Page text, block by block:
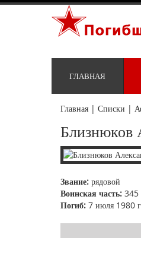
ГЛАВНАЯ
Главная | Списки |
Близнюков
Звание: рядовой
Воинская часть: 345
Погиб: 7 июля 1980